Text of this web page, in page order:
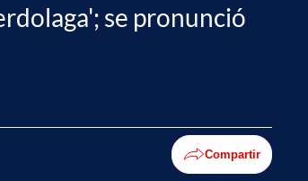
se pronunció
Compartir